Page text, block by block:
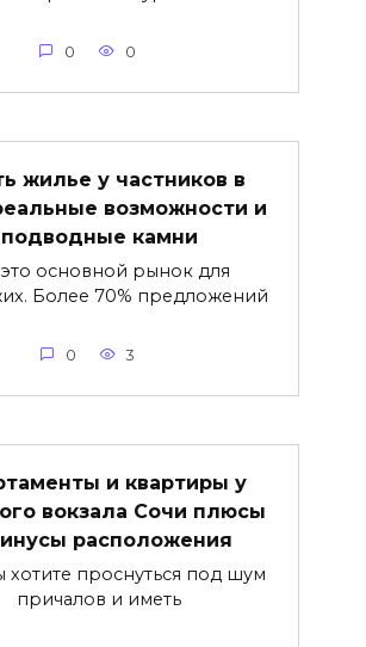
0 0
жилье у частников в
возможности и
подводные камни
основной рынок для
Более 70% предложений
0 3
и квартиры у
вокзала Сочи плюсы
расположения
хотите проснуться под шум
причалов и иметь